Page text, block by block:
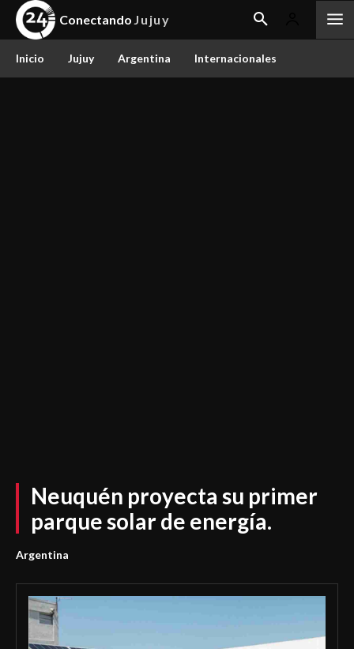
Conectando Jujuy
Inicio Jujuy Argentina Internacionales
Neuquén proyecta su primer
parque solar de energía.
Argentina